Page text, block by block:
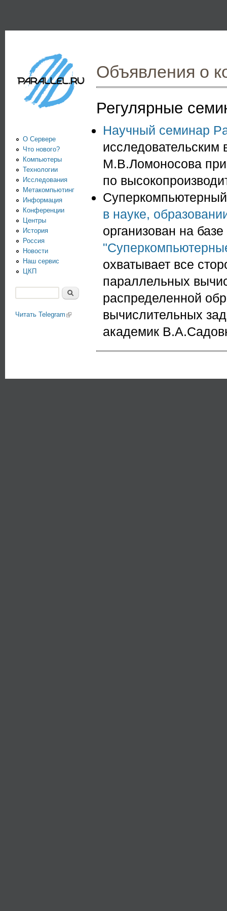
Информационно-
аналитический
центр по
параллельным
вычислениям
Объявления о
Регулярные
Научный семинар
М.В.Ломоносова
по
в науке,
организован на базе
охватывает все
параллельных
распределенной
вычислительных
академик
О Сервере
Что нового?
Компьютеры
Технологии
Исследования
Метакомпьютинг
Информация
Конференции
Центры
История
Россия
Новости
Наш сервис
ЦКП
Читать Telegram (link is external)